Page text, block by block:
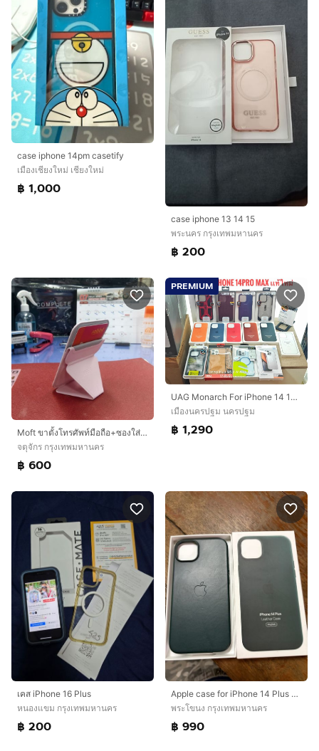
case iphone 14pm casetify
เมืองเชียงใหม่ เชียงใหม่
฿ 1,000
case iphone 13 14 15
พระนคร กรุงเทพมหานคร
฿ 200
Moft ขาตั้งโทรศัพท์​มือถือ+ซองใส่บัตร
จตุจักร กรุงเทพมหานคร
฿ 600
PREMIUM
UAG Monarch For iPhone 14 14plus 14pro 14PM 15Pro 16pro 16PM เเท้ใหม่
เมืองนครปฐม นครปฐม
฿ 1,290
เคส iPhone 16 Plus
หนองแขม กรุงเทพมหานคร
฿ 200
Apple case for iPhone 14 Plus genuine leather หนังแท้ รองรับ magsafe
พระโขนง กรุงเทพมหานคร
฿ 990